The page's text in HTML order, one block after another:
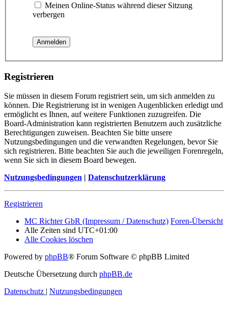
Meinen Online-Status während dieser Sitzung
verbergen
Registrieren
Sie müssen in diesem Forum registriert sein, um sich anmelden zu
können. Die Registrierung ist in wenigen Augenblicken erledigt und
ermöglicht es Ihnen, auf weitere Funktionen zuzugreifen. Die
Board-Administration kann registrierten Benutzern auch zusätzliche
Berechtigungen zuweisen. Beachten Sie bitte unsere
Nutzungsbedingungen und die verwandten Regelungen, bevor Sie
sich registrieren. Bitte beachten Sie auch die jeweiligen Forenregeln,
wenn Sie sich in diesem Board bewegen.
Nutzungsbedingungen | Datenschutzerklärung
Registrieren
MC Richter GbR (Impressum / Datenschutz) Foren-Übersicht
Alle Zeiten sind UTC+01:00
Alle Cookies löschen
Powered by phpBB® Forum Software © phpBB Limited
Deutsche Übersetzung durch phpBB.de
Datenschutz | Nutzungsbedingungen